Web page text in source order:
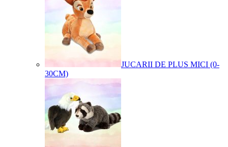
JUCARII DE PLUS MICI (0-
30CM)